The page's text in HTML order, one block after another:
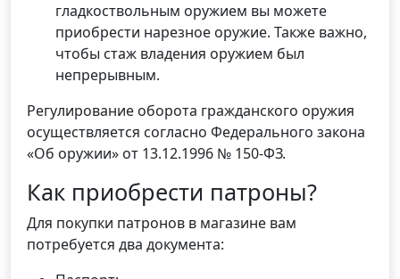
гладкоствольным оружием вы можете
приобрести нарезное оружие. Также важно,
чтобы стаж владения оружием был
непрерывным.
Регулирование оборота гражданского оружия
осуществляется согласно Федерального закона
«Об оружии» от 13.12.1996 № 150-ФЗ.
Как приобрести патроны?
Для покупки патронов в магазине вам
потребуется два документа: